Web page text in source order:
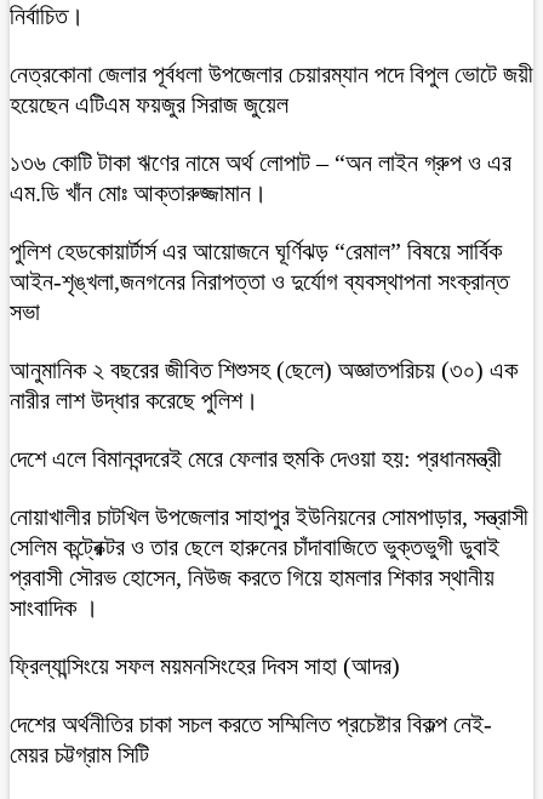
নির্বাচিত।
নেত্রকোনা জেলার পূর্বধলা উপজেলার চেয়ারম্যান পদে বিপুল ভোটে জয়ী
হয়েছেন এটিএম ফয়জুর সিরাজ জুয়েল
১৩৬ কোটি টাকা ঋণের নামে অর্থ লোপাট – “অন লাইন গ্রুপ ও এর
এম.ডি খাঁন মোঃ আক্তারুজ্জামান।
পুলিশ হেডকোয়ার্টার্স এর আয়োজনে ঘূর্ণিঝড় “রেমাল” বিষয়ে সার্বিক
আইন-শৃঙ্খলা,জনগনের নিরাপত্তা ও দুর্যোগ ব্যবস্থাপনা সংক্রান্ত
সভা
আনুমানিক ২ বছরের জীবিত শিশুসহ (ছেলে) অজ্ঞাতপরিচয় (৩০) এক
নারীর লাশ উদ্ধার করেছে পুলিশ।
দেশে এলে বিমানবন্দরেই মেরে ফেলার হুমকি দেওয়া হয়: প্রধানমন্ত্রী
নোয়াখালীর চাটখিল উপজেলার সাহাপুর ইউনিয়নের সোমপাড়ার, সন্ত্রাসী
সেলিম কন্ট্রেক্টর ও তার ছেলে হারুনের চাঁদাবাজিতে ভুক্তভুগী ডুবাই
প্রবাসী সৌরভ হোসেন, নিউজ করতে গিয়ে হামলার শিকার স্থানীয়
সাংবাদিক ।
ফ্রিল্যান্সিংয়ে সফল ময়মনসিংহের দিবস সাহা (আদর)
দেশের অর্থনীতির চাকা সচল করতে সম্মিলিত প্রচেষ্টার বিকল্প নেই-
মেয়র চট্টগ্রাম সিটি